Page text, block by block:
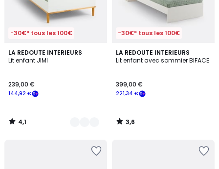
-30€* tous les 100€
LA REDOUTE INTERIEURS
Lit enfant JIMI
144,92 €
239,00 €
4,1
/ 5
2
Couleurs
4,1
/
-30€* tous les 100€
LA REDOUTE INTERIEURS
Lit enfant avec sommier BIFACE
221,34 €
399,00 €
3,6
/ 5
3,6
/